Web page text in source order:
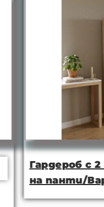
Гардероб с
на панти/